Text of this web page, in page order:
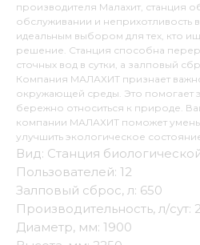
производителя Малахит, станция
обслуживании и неприхотливость
идеальным выбором для тех, кто
решение. Станция способна
сточных вод в сутки, а залповый
Компания МАЛАХИТ признает
окружающей среды. Это помогает
бережно относиться к природе.
компании МАЛАХИТ поможет
улучшить экологическое
Вид: Станция
Пользователей: 12
Залповый сброс, л: 650
Производительность, л/сут:
Диаметр, мм: 1900